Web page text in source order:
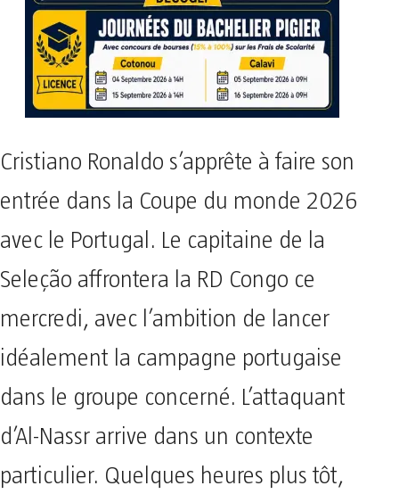
Cristiano Ronaldo s’apprête à faire son
entrée dans la Coupe du monde 2026
avec le Portugal. Le capitaine de la
Seleção affrontera la RD Congo ce
mercredi, avec l’ambition de lancer
idéalement la campagne portugaise
dans le groupe concerné. L’attaquant
d’Al-Nassr arrive dans un contexte
particulier. Quelques heures plus tôt,